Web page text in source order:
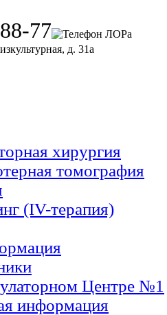
77
д. 31а
хирургия
томография
(IV-терапия)
Центре №1
информация